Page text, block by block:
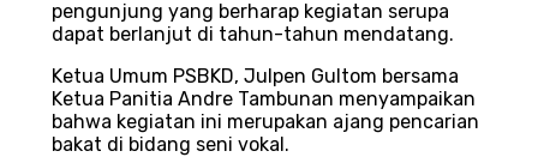
pengunjung yang berharap kegiatan serupa
dapat berlanjut di tahun-tahun mendatang.
Ketua Umum PSBKD, Julpen Gultom bersama
Ketua Panitia Andre Tambunan menyampaikan
bahwa kegiatan ini merupakan ajang pencarian
bakat di bidang seni vokal.